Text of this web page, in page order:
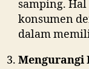
samping.
konsumen
dalam
Mengurangi